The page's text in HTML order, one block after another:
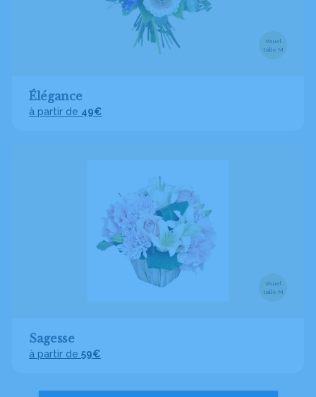
Visuel
taille M
Élégance
à partir de 49€
Visuel
taille M
Sagesse
à partir de 59€